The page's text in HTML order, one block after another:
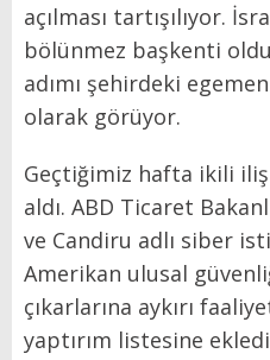
açılması tartışılıyor.
bölünmez başkenti
adımı şehirdeki
olarak görüyor.
Geçtiğimiz hafta ikili
aldı. ABD Ticaret
ve Candiru adlı siber
Amerikan ulusal
çıkarlarına aykırı
yaptırım listesine